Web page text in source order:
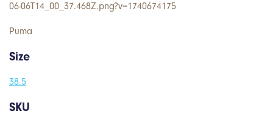
06-06T14_00_37.468Z.png?v=1740674175
Puma
Size
38.5
SKU